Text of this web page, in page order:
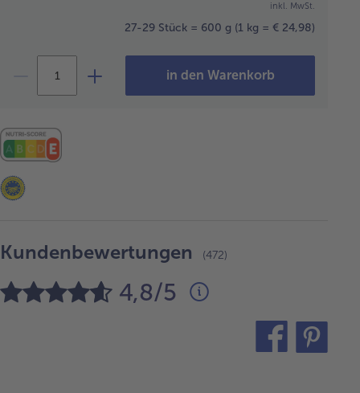
inkl. MwSt.
27-29 Stück = 600 g (1 kg = € 24,98)
in den Warenkorb
Kundenbewertungen (472)
4,8/5
teilen